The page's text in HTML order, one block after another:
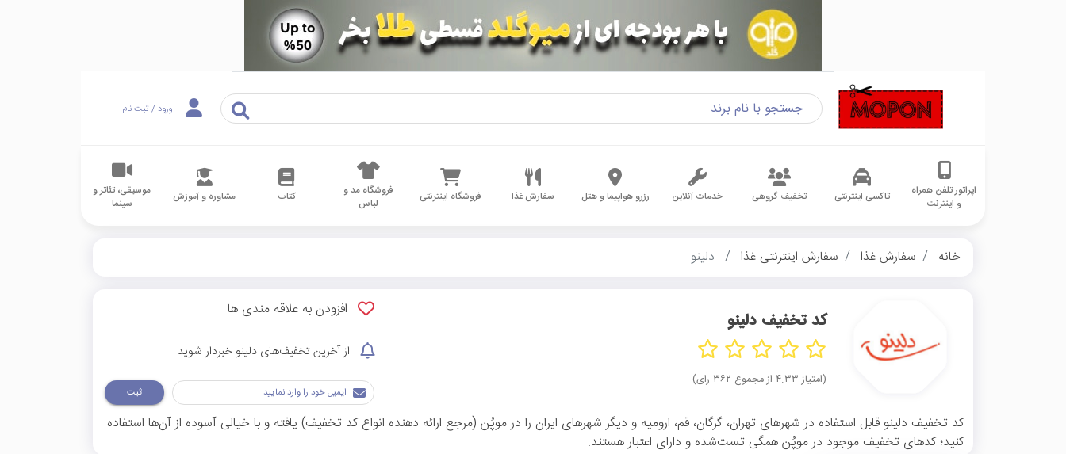
ورود / ثبت نام
اپراتور تلفن همراه
و اینترنت
تاکسی اینترنتی تخفیف گروهی خدمات آنلاین رزرو هواپیما و هتل سفارش غذا فروشگاه اینترنتی
فروشگاه مد و
لباس
کتاب مشاوره و آموزش
موسیقی، تئاتر و
سینما
خانه سفارش غذا سفارش اینترنتی غذا دلینو
کد تخفیف دلینو
(امتیاز ۴.۳۳ از مجموع ۳۶۲ رای)
افزودن به علاقه مندی ها
از آخرین تخفیف‌های دلینو خبردار شوید
ثبت
کد تخفیف دلینو قابل استفاده در شهرهای تهران، گرگان، قم، ارومیه و دیگر شهرهای ایران را در موپُن (مرجع ارائه دهنده انواع کد تخفیف) یافته و با خیالی آسوده از آن‌ها استفاده
کنید؛ کدهای تخفیف موجود در موپُن همگی تست‌شده و دارای اعتبار هستند.